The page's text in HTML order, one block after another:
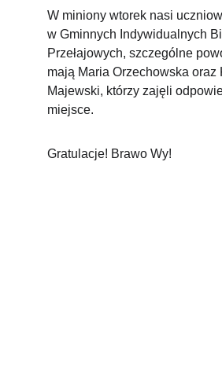
W miniony wtorek nasi
w Gminnych Indywidualnych
Przełajowych, szczególne
mają Maria Orzechowska oraz
Majewski, którzy zajęli
miejsce.
Gratulacje! Brawo Wy!